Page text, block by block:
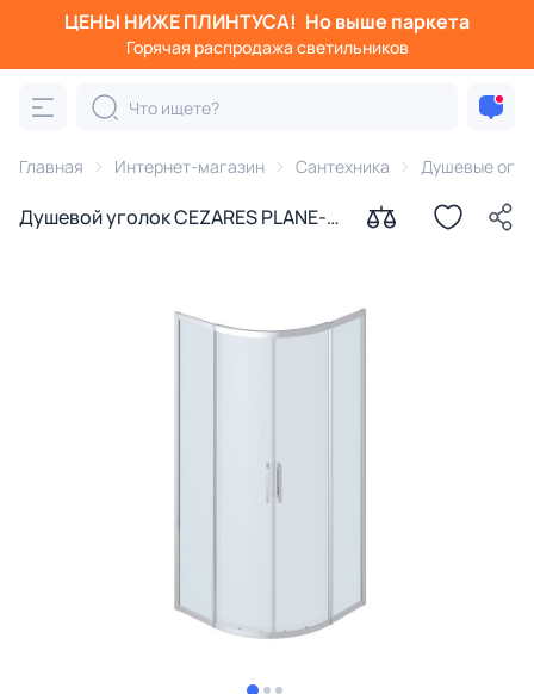
ЦЕНЫ НИЖЕ ПЛИНТУСА! Но выше паркета
Горячая распродажа светильников
Главная Интернет-магазин Сантехника Душевые
Душевой уголок CEZARES PLANE-